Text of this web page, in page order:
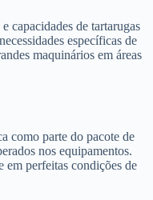
capacidades de tartarugas
específicas de
maquinários em áreas
como parte do pacote de
nos equipamentos.
em perfeitas condições de